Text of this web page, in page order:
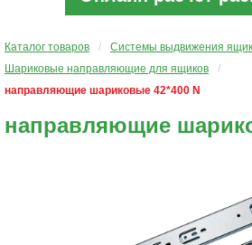
Каталог товаров / Системы выдвижения
Шариковые направляющие для ящиков
/
направляющие шариковые 42*400 N
направляющие